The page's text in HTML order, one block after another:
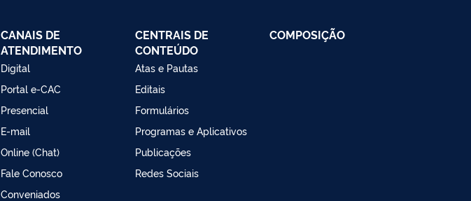
CANAIS DE
ATENDIMENTO
Digital
Portal e-CAC
Presencial
E-mail
Online (Chat)
Fale Conosco
Conveniados
CENTRAIS DE
CONTEÚDO
Atas e Pautas
Editais
Formulários
Programas e Aplicativos
Publicações
Redes Sociais
COMPOSIÇÃO